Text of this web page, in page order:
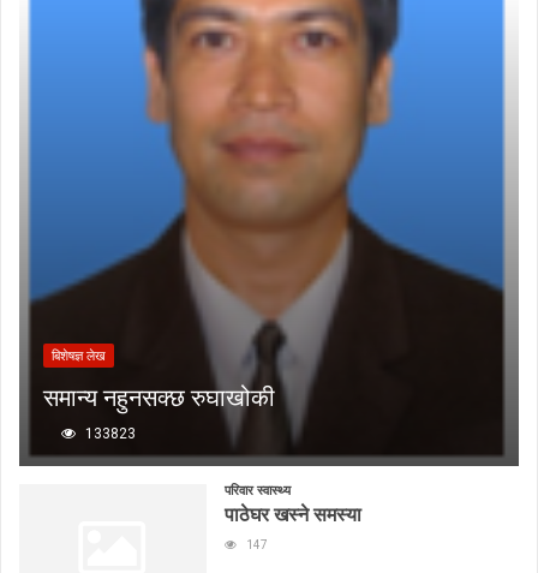
बिशेषज्ञ लेख
समान्य नहुनसक्छ रुघाखोकी
133823
परिवार स्वास्थ्य
पाठेघर खस्ने समस्या
147